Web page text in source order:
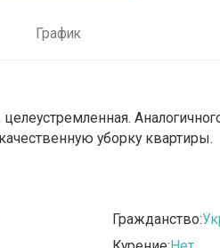
График
уборку квартиры.
Гражданство: